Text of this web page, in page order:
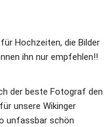
Hochzeiten, die Bilder
ihn nur empfehlen!!
der beste Fotograf den
unsere Wikinger
unfassbar schön